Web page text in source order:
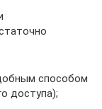
способом
доступа);